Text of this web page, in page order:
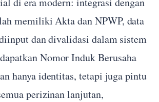
memiliki Akta dan NPWP, data
dan divalidasi dalam sistem
Nomor Induk Berusaha
hanya identitas, tetapi juga pintu
perizinan lanjutan,